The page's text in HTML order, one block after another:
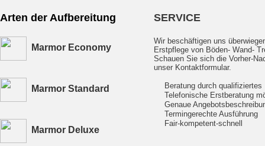
Arten der Aufbereitung SERVICE
Marmor Economy
Wir beschäftigen uns
Erstpflege von Böden- Wand-
Schauen Sie sich die Vorher-
unser Kontaktformular.
Beratung durch qualifiziertes
Telefonische Erstberatung
Genaue
Termingerechte Ausführung
Fair-kompetent-schnell
Marmor Standard
Marmor Deluxe